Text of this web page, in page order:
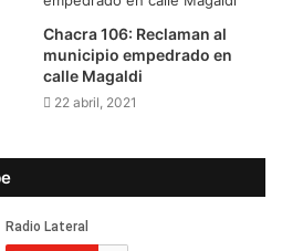
Chacra 106: Reclaman al
municipio empedrado en
calle Magaldi
22 abril, 2021